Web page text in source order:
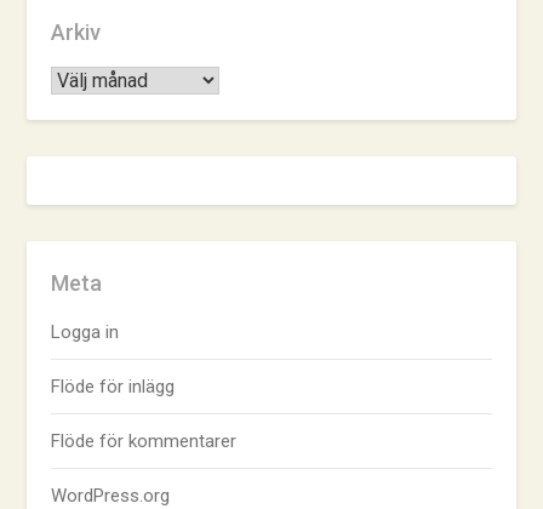
Arkiv
Arkiv
Meta
Logga in
Flöde för inlägg
Flöde för kommentarer
WordPress.org